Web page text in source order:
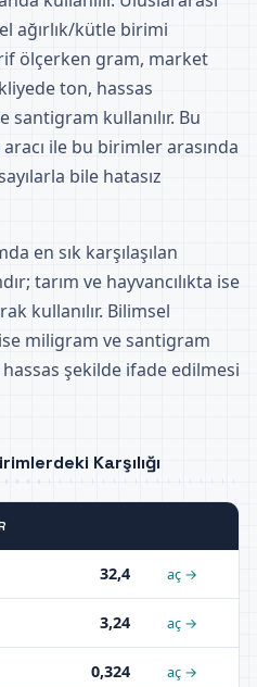
ağırlık/kütle birimi
ölçerken gram, market
ton, hassas
kullanılır. Bu
aracı ile bu birimler arasında
bile hatasız
en sık karşılaşılan
tarım ve hayvancılıkta ise
kullanılır. Bilimsel
miligram ve santigram
şekilde ifade edilmesi
Karşılığı
32,4 aç →
3,24 aç →
0,324 aç →